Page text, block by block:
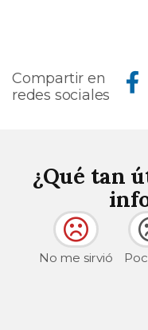
Compartir en
redes sociales
Compartir en Facebook
¿Qué tan
No me sirvió